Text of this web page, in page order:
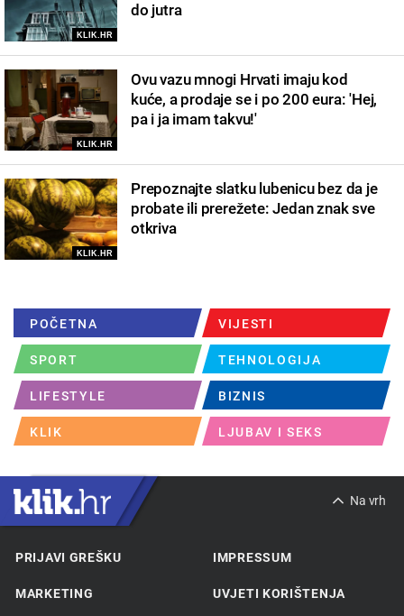
KLIK.HR
do jutra
KLIK.HR
Ovu vazu mnogi Hrvati imaju kod
kuće, a prodaje se i po 200 eura: 'Hej,
pa i ja imam takvu!'
KLIK.HR
Prepoznajte slatku lubenicu bez da je
probate ili prerežete: Jedan znak sve
otkriva
POČETNA VIJESTI
SPORT TEHNOLOGIJA
LIFESTYLE BIZNIS
KLIK LJUBAV I SEKS
Na vrh
PRIJAVI GREŠKU IMPRESSUM
MARKETING UVJETI KORIŠTENJA